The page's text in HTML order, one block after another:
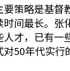
要策略是基
间最长。张
人才，已有
50年代实